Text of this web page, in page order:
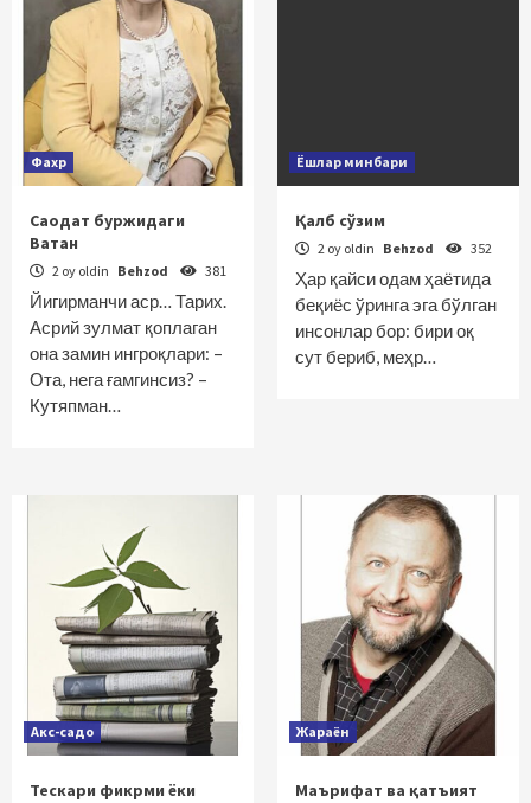
Фахр
Саодат буржидаги
Ватан
2 oy oldin Behzod 381
Йигирманчи аср… Тарих.
Асрий зулмат қоплаган
она замин ингроқлари: –
Ота, нега ғамгинсиз? –
Кутяпман…
Ёшлар минбари
Қалб сўзим
2 oy oldin Behzod 352
Ҳар қайси одам ҳаётида
беқиёс ўринга эга бўлган
инсонлар бор: бири оқ
сут бериб, меҳр…
Акс-садо
Тескари фикрми ёки
Жараён
Маърифат ва қатъият